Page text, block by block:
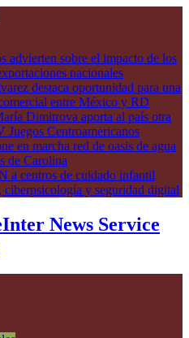
advierten sobre el impacto de los
nacionales
destaca oportunidad para una
entre México y RD
Dimitrova aporta al país otra
Centroamericanos
en marcha red de oasis de agua
de Carolina
a centros de cuidado infantil
y seguridad digital
Inter News Service